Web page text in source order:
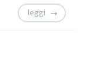
leggi